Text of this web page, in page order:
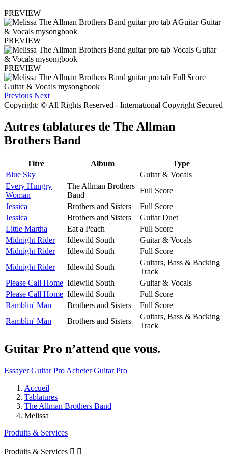
PREVIEW
PREVIEW
PREVIEW
Previous Next
Copyright: © All Rights Reserved - International Copyright Secured
Autres tablatures de The Allman
Brothers Band
Titre Album
Type
Blue Sky
Guitar & Vocals
Every Hungry
Woman
The Allman Brothers
Band
Full Score
Jessica
Brothers and Sisters
Full Score
Jessica
Brothers and Sisters
Guitar Duet
Little Martha
Eat a Peach
Full Score
Midnight Rider
Idlewild South
Guitar & Vocals
Midnight Rider
Idlewild South
Full Score
Midnight Rider
Idlewild South
Guitars, Bass & Backing
Track
Please Call Home Idlewild South
Guitar & Vocals
Please Call Home Idlewild South
Full Score
Ramblin' Man
Brothers and Sisters
Full Score
Ramblin' Man
Brothers and Sisters
Guitars, Bass & Backing
Track
Guitar Pro n’attend que vous.
Essayer Guitar Pro Acheter Guitar Pro
Accueil
Tablatures
The Allman Brothers Band
Melissa
Produits & Services
Produits & Services  